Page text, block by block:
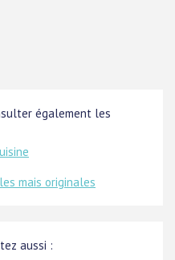
également les
mais originales
aussi :